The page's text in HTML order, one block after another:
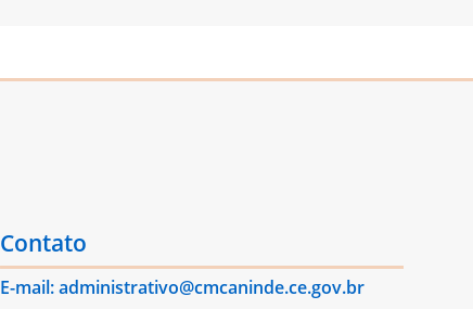
Contato
E-mail: administrativo@cmcaninde.ce.gov.br